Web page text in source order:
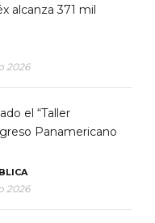
alcanza 371 mil
2026
el “Taller
Panamericano
2026